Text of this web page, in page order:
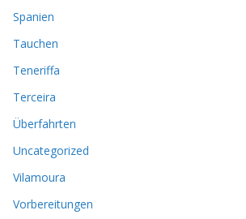
Spanien
Tauchen
Teneriffa
Terceira
Überfahrten
Uncategorized
Vilamoura
Vorbereitungen